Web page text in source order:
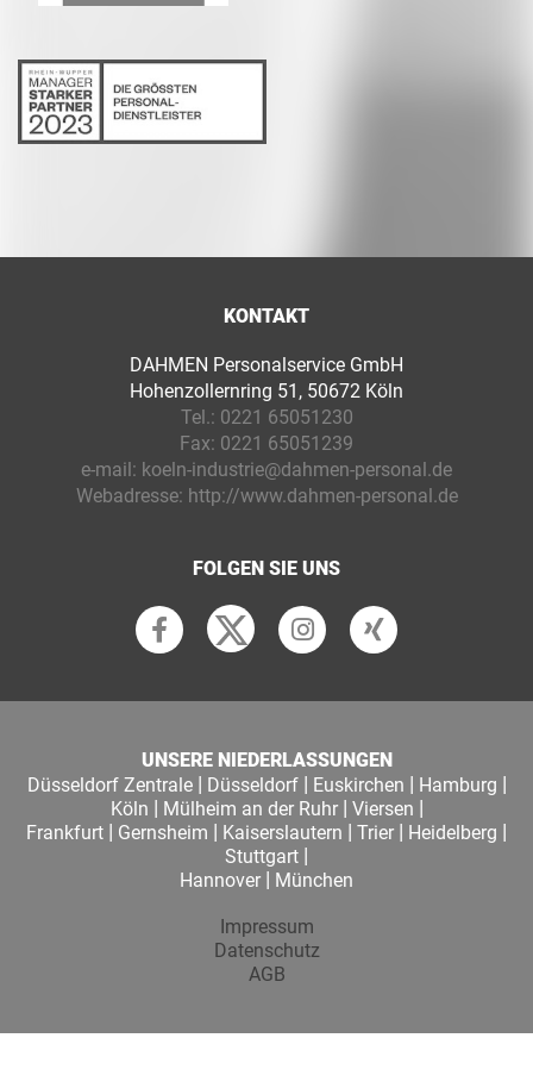
KONTAKT
DAHMEN Personalservice GmbH
Hohenzollernring 51, 50672 Köln
Tel.: 0221 65051230
Fax: 0221 65051239
e-mail: koeln-industrie@dahmen-personal.de
Webadresse: http://www.dahmen-personal.de
FOLGEN SIE UNS
UNSERE NIEDERLASSUNGEN
Düsseldorf Zentrale| Düsseldorf| Euskirchen | Hamburg |
Köln | Mülheim an der Ruhr| Viersen |
Frankfurt | Gernsheim | Kaiserslautern | Trier | Heidelberg |
Stuttgart |
Hannover | München
Impressum
Datenschutz
AGB